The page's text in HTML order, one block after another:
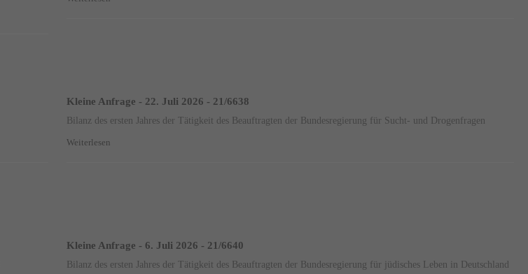
Kleine Anfrage - 22. Juli 2026 - 21/6638
Bilanz des ersten Jahres der Tätigkeit des Beauftragten der Bundesregierung für Sucht- und Drogenfragen
Weiterlesen
Kleine Anfrage - 6. Juli 2026 - 21/6640
Bilanz des ersten Jahres der Tätigkeit des Beauftragten der Bundesregierung für jüdisches Leben in Deutschland